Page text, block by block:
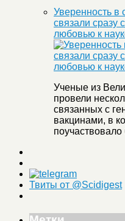
Уверенность в
связали сразу
любовью к
Ученые из
провели
связанных с
вакцинами, в
Твиты от @Scidigest